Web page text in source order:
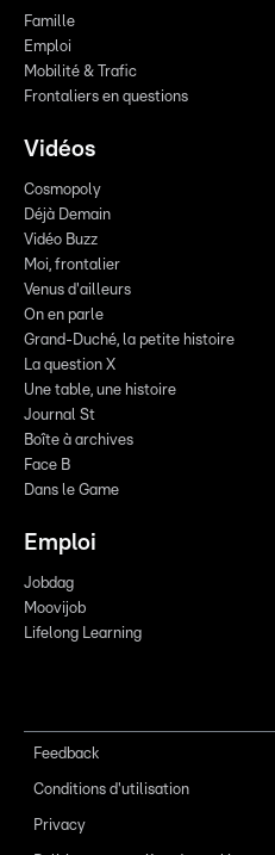
Famille
Emploi
Mobilité & Trafic
Frontaliers en questions
Vidéos
Cosmopoly
Déjà Demain
Vidéo Buzz
Moi, frontalier
Venus d'ailleurs
On en parle
Grand-Duché, la petite histoire
La question X
Une table, une histoire
Journal St
Boîte à archives
Face B
Dans le Game
Emploi
Jobdag
Moovijob
Lifelong Learning
Feedback
Conditions d'utilisation
Privacy